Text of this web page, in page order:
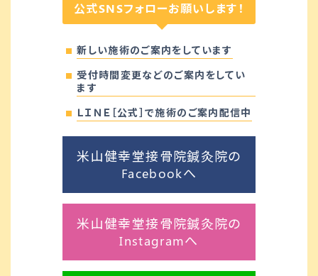
公式SNSフォローお願いします！
新しい施術のご案内をしています
受付時間変更などのご案内をしてい
ます
ＬＩＮＥ［公式］で施術のご案内配信中
米山健幸堂接骨院鍼灸院の
Facebookへ
米山健幸堂接骨院鍼灸院の
Instagramへ